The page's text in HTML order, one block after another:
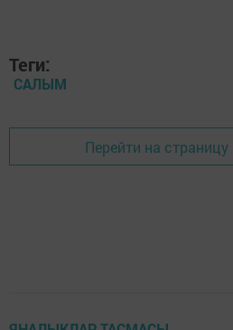
Теги:
САЛЫМ
Перейти на страницу